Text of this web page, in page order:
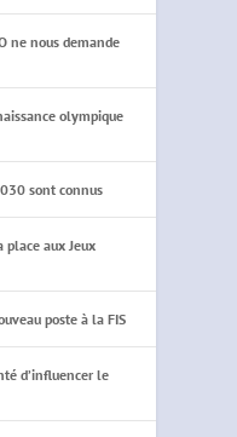
ne nous demande
olympique
sont connus
place aux Jeux
poste à la FIS
d’influencer le